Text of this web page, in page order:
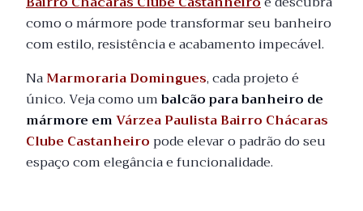
como o mármore pode transformar seu banheiro
com estilo, resistência e acabamento impecável.
NaMarmoraria Domingues, cada projeto é
único. Veja como umbalcão para banheiro de
mármore emVárzea Paulista Bairro Chácaras
Clube Castanheiro pode elevar o padrão do seu
espaço com elegância e funcionalidade.